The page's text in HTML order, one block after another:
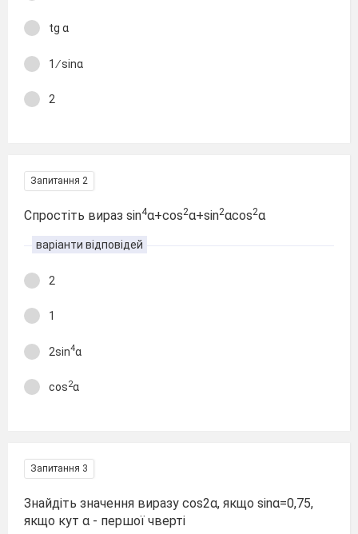
tg α
1 ∕ sinα
2
Запитання 2
Спростіть вираз sin4α+cos2α+sin2αcos2α
варіанти відповідей
2
1
2sin4α
cos2α
Запитання 3
Знайдіть значення виразу cos2α, якщо sinα=0,75,
якщо кут α - першої чверті